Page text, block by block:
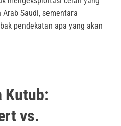
Saudi, sementara
pendekatan apa yang akan
Kutub:
vs.